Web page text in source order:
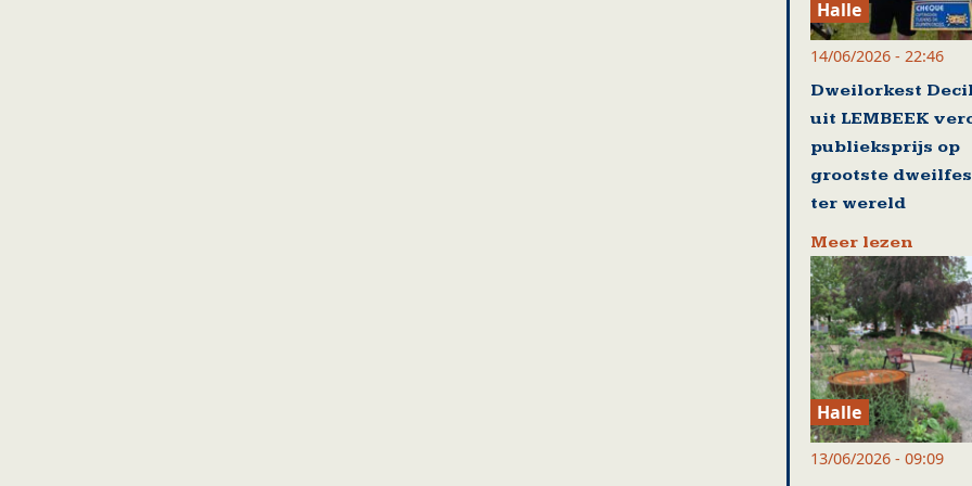
Halle
14/06/2026 - 22:46
Dweilorkest
uit LEMBEEK
publieksprijs op
grootste
ter wereld
Meer lezen
Halle
13/06/2026 - 09:09